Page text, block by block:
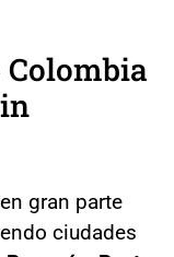
Colombia
gran parte
ciudades